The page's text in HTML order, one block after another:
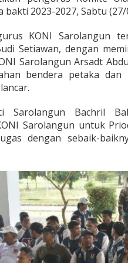
M
a
B
a
k
t
0
2
3
-
2
7
,
B
a
c
h
r
bakti 2023-2027, Sabtu
KONI Sarolangun
Setiawan, dengan
Sarolangun Arsadt
bendera petaka
Sarolangun Bachril
Sarolangun untuk
dengan sebaik-